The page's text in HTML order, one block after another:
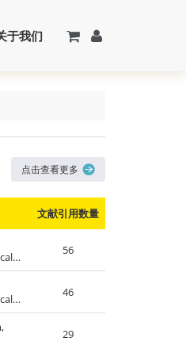
点击查看更多
文献引用数量
56
46
29
于我们